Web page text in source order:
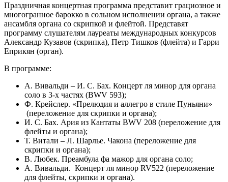
Праздничная концертная программа представит грациозное и
многогранное барокко в сольном исполнении органа, а также
ансамбля органа со скрипкой и флейтой. Представят
программу слушателям лауреаты международных конкурсов
Александр Кузавов (скрипка), Петр Тишков (флейта) и Гарри
Еприкян (орган).
В программе:
А. Вивальди – И. С. Бах. Концерт ля минор для органа
соло в 3-х частях (BWV 593);
Ф. Крейслер. «Прелюдия и аллегро в стиле Пуньяни»
(переложение для скрипки и органа);
И. С. Бах. Ария из Кантаты BWV 208 (переложение для
флейты и органа);
Т. Витали – Л. Шарлье. Чакона (переложение для
скрипки и органа);
В. Любек. Преамбула фа мажор для органа соло;
А. Вивальди. Концерт ля минор RV522 (переложение
для флейты, скрипки и органа).